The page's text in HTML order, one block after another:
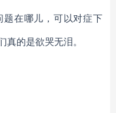
在哪儿，可以对症下
的是欲哭无泪。